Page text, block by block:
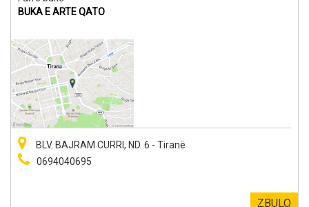
BUKA E ARTE QATO
BLV. BAJRAM CURRI, ND. 6 - Tiranë
0694040695
ZBULO